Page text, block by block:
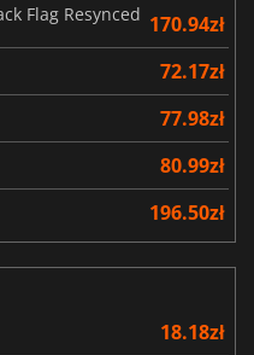
Flag Resynced 170.94zł
72.17zł
77.98zł
80.99zł
196.50zł
18.18zł